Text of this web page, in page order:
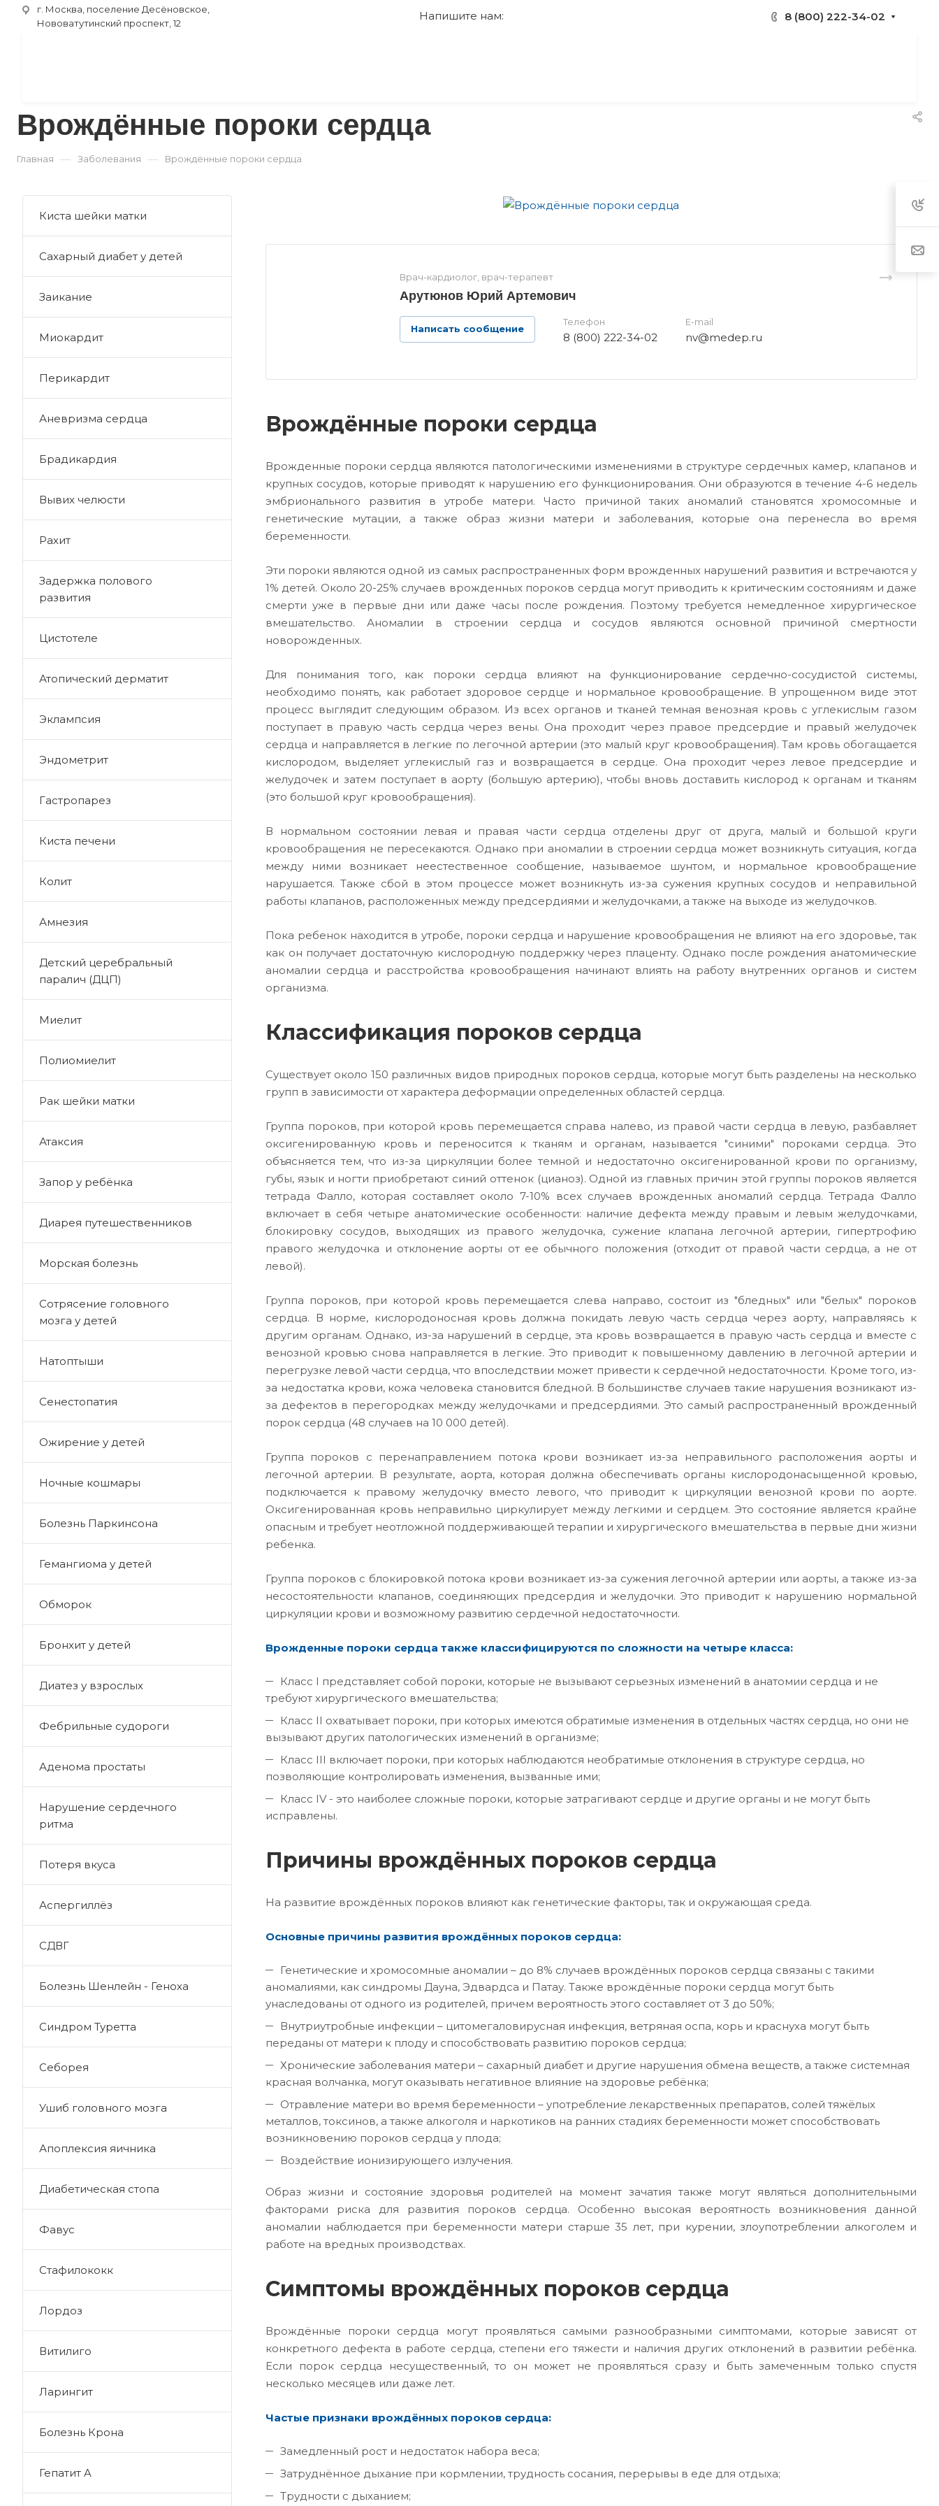
г. Москва, поселение Десёновское,
Нововатутинский проспект, 12
Напишите нам: 8 (800) 222-34-02
Врождённые пороки сердца
Главная — Заболевания — Врождённые пороки сердца
Врач-кардиолог, врач-терапевт
Арутюнов Юрий Артемович
Написать сообщение
Телефон
8 (800) 222-34-02
E-mail
nv@medep.ru
Врождённые пороки сердца
Врожденные пороки сердца являются патологическими изменениями в структуре сердечных камер, клапанов и
крупных сосудов, которые приводят к нарушению его функционирования. Они образуются в течение 4-6 недель
эмбрионального развития в утробе матери. Часто причиной таких аномалий становятся хромосомные и
генетические мутации, а также образ жизни матери и заболевания, которые она перенесла во время
беременности.
Эти пороки являются одной из самых распространенных форм врожденных нарушений развития и встречаются у
1% детей. Около 20-25% случаев врожденных пороков сердца могут приводить к критическим состояниям и даже
смерти уже в первые дни или даже часы после рождения. Поэтому требуется немедленное хирургическое
вмешательство. Аномалии в строении сердца и сосудов являются основной причиной смертности
новорожденных.
Для понимания того, как пороки сердца влияют на функционирование сердечно-сосудистой системы,
необходимо понять, как работает здоровое сердце и нормальное кровообращение. В упрощенном виде этот
процесс выглядит следующим образом. Из всех органов и тканей темная венозная кровь с углекислым газом
поступает в правую часть сердца через вены. Она проходит через правое предсердие и правый желудочек
сердца и направляется в легкие по легочной артерии (это малый круг кровообращения). Там кровь обогащается
кислородом, выделяет углекислый газ и возвращается в сердце. Она проходит через левое предсердие и
желудочек и затем поступает в аорту (большую артерию), чтобы вновь доставить кислород к органам и тканям
(это большой круг кровообращения).
В нормальном состоянии левая и правая части сердца отделены друг от друга, малый и большой круги
кровообращения не пересекаются. Однако при аномалии в строении сердца может возникнуть ситуация, когда
между ними возникает неестественное сообщение, называемое шунтом, и нормальное кровообращение
нарушается. Также сбой в этом процессе может возникнуть из-за сужения крупных сосудов и неправильной
работы клапанов, расположенных между предсердиями и желудочками, а также на выходе из желудочков.
Пока ребенок находится в утробе, пороки сердца и нарушение кровообращения не влияют на его здоровье, так
как он получает достаточную кислородную поддержку через плаценту. Однако после рождения анатомические
аномалии сердца и расстройства кровообращения начинают влиять на работу внутренних органов и систем
организма.
Классификация пороков сердца
Существует около 150 различных видов природных пороков сердца, которые могут быть разделены на несколько
групп в зависимости от характера деформации определенных областей сердца.
Группа пороков, при которой кровь перемещается справа налево, из правой части сердца в левую, разбавляет
оксигенированную кровь и переносится к тканям и органам, называется "синими" пороками сердца. Это
объясняется тем, что из-за циркуляции более темной и недостаточно оксигенированной крови по организму,
губы, язык и ногти приобретают синий оттенок (цианоз). Одной из главных причин этой группы пороков является
тетрада Фалло, которая составляет около 7-10% всех случаев врожденных аномалий сердца. Тетрада Фалло
включает в себя четыре анатомические особенности: наличие дефекта между правым и левым желудочками,
блокировку сосудов, выходящих из правого желудочка, сужение клапана легочной артерии, гипертрофию
правого желудочка и отклонение аорты от ее обычного положения (отходит от правой части сердца, а не от
левой).
Группа пороков, при которой кровь перемещается слева направо, состоит из "бледных" или "белых" пороков
сердца. В норме, кислородоносная кровь должна покидать левую часть сердца через аорту, направляясь к
другим органам. Однако, из-за нарушений в сердце, эта кровь возвращается в правую часть сердца и вместе с
венозной кровью снова направляется в легкие. Это приводит к повышенному давлению в легочной артерии и
перегрузке левой части сердца, что впоследствии может привести к сердечной недостаточности. Кроме того, из-
за недостатка крови, кожа человека становится бледной. В большинстве случаев такие нарушения возникают из-
за дефектов в перегородках между желудочками и предсердиями. Это самый распространенный врожденный
порок сердца (48 случаев на 10 000 детей).
Группа пороков с перенаправлением потока крови возникает из-за неправильного расположения аорты и
легочной артерии. В результате, аорта, которая должна обеспечивать органы кислородонасыщенной кровью,
подключается к правому желудочку вместо левого, что приводит к циркуляции венозной крови по аорте.
Оксигенированная кровь неправильно циркулирует между легкими и сердцем. Это состояние является крайне
опасным и требует неотложной поддерживающей терапии и хирургического вмешательства в первые дни жизни
ребенка.
Группа пороков с блокировкой потока крови возникает из-за сужения легочной артерии или аорты, а также из-за
несостоятельности клапанов, соединяющих предсердия и желудочки. Это приводит к нарушению нормальной
циркуляции крови и возможному развитию сердечной недостаточности.
Врожденные пороки сердца также классифицируются по сложности на четыре класса:
Класс I представляет собой пороки, которые не вызывают серьезных изменений в анатомии сердца и не
требуют хирургического вмешательства;
Класс II охватывает пороки, при которых имеются обратимые изменения в отдельных частях сердца, но они не
вызывают других патологических изменений в организме;
Класс III включает пороки, при которых наблюдаются необратимые отклонения в структуре сердца, но
позволяющие контролировать изменения, вызванные ими;
Класс IV - это наиболее сложные пороки, которые затрагивают сердце и другие органы и не могут быть
исправлены.
Причины врождённых пороков сердца
На развитие врождённых пороков влияют как генетические факторы, так и окружающая среда.
Основные причины развития врождённых пороков сердца:
Генетические и хромосомные аномалии – до 8% случаев врождённых пороков сердца связаны с такими
аномалиями, как синдромы Дауна, Эдвардса и Патау. Также врождённые пороки сердца могут быть
унаследованы от одного из родителей, причем вероятность этого составляет от 3 до 50%;
Внутриутробные инфекции – цитомегаловирусная инфекция, ветряная оспа, корь и краснуха могут быть
переданы от матери к плоду и способствовать развитию пороков сердца;
Хронические заболевания матери – сахарный диабет и другие нарушения обмена веществ, а также системная
красная волчанка, могут оказывать негативное влияние на здоровье ребёнка;
Отравление матери во время беременности – употребление лекарственных препаратов, солей тяжёлых
металлов, токсинов, а также алкоголя и наркотиков на ранних стадиях беременности может способствовать
возникновению пороков сердца у плода;
Воздействие ионизирующего излучения.
Образ жизни и состояние здоровья родителей на момент зачатия также могут являться дополнительными
факторами риска для развития пороков сердца. Особенно высокая вероятность возникновения данной
аномалии наблюдается при беременности матери старше 35 лет, при курении, злоупотреблении алкоголем и
работе на вредных производствах.
Симптомы врождённых пороков сердца
Врождённые пороки сердца могут проявляться самыми разнообразными симптомами, которые зависят от
конкретного дефекта в работе сердца, степени его тяжести и наличия других отклонений в развитии ребёнка.
Если порок сердца несущественный, то он может не проявляться сразу и быть замеченным только спустя
несколько месяцев или даже лет.
Частые признаки врождённых пороков сердца:
Замедленный рост и недостаток набора веса;
Затруднённое дыхание при кормлении, трудность сосания, перерывы в еде для отдыха;
Трудности с дыханием;
Киста шейки матки
Сахарный диабет у детей
Заикание
Миокардит
Перикардит
Аневризма сердца
Брадикардия
Вывих челюсти
Рахит
Задержка полового
развития
Цистотеле
Атопический дерматит
Эклампсия
Эндометрит
Гастропарез
Киста печени
Колит
Амнезия
Детский церебральный
паралич (ДЦП)
Миелит
Полиомиелит
Рак шейки матки
Атаксия
Запор у ребёнка
Диарея путешественников
Морская болезнь
Сотрясение головного
мозга у детей
Натоптыши
Сенестопатия
Ожирение у детей
Ночные кошмары
Болезнь Паркинсона
Гемангиома у детей
Обморок
Бронхит у детей
Диатез у взрослых
Фебрильные судороги
Аденома простаты
Нарушение сердечного
ритма
Потеря вкуса
Аспергиллёз
СДВГ
Болезнь Шенлейн - Геноха
Синдром Туретта
Себорея
Ушиб головного мозга
Апоплексия яичника
Диабетическая стопа
Фавус
Стафилококк
Лордоз
Витилиго
Ларингит
Болезнь Крона
Гепатит A